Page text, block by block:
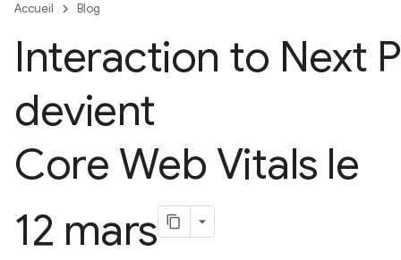
Accueil Blog
Interaction to Next
devient
Core Web Vitals le
12 mars